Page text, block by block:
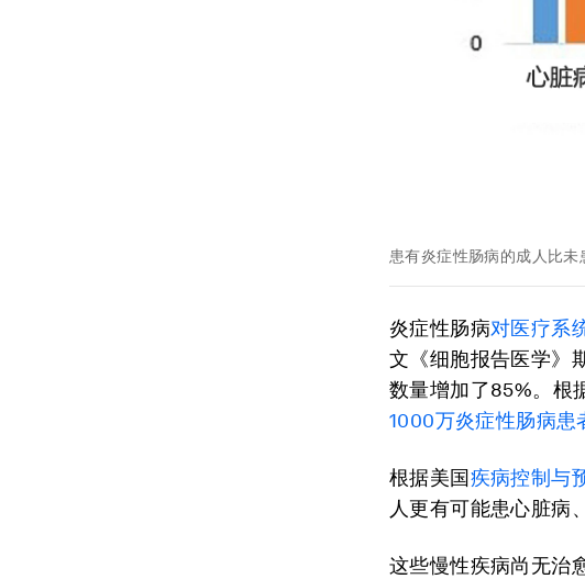
患有炎症性肠病的成人比未
炎症性肠病对医疗系
文《细胞报告医学》
数量增加了85%。根
1000万炎症性肠病患
根据美国疾病控制与
人更有可能患心脏病
这些慢性疾病尚无治